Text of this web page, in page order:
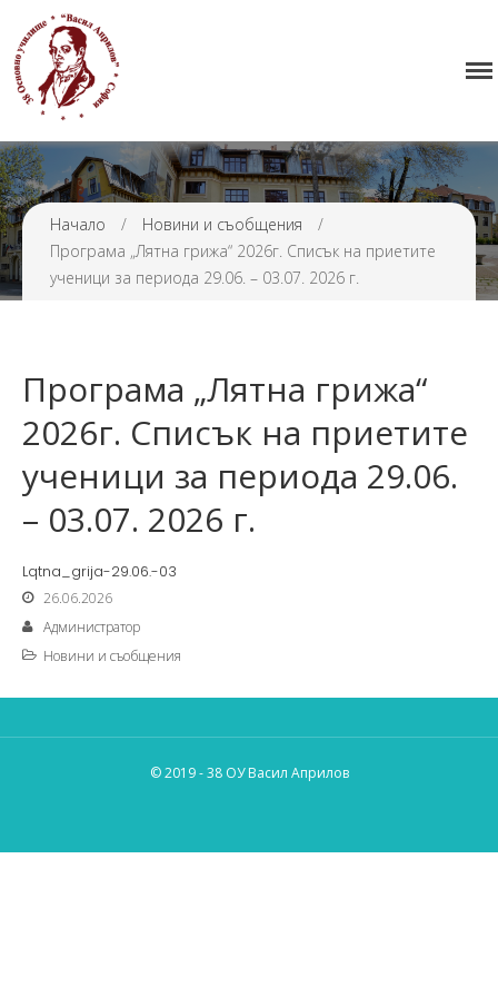
Нормативна уредба
Прием
Проекти и дейности
Седмично разписание
Галерия
Начало / Новини и съобщения
/
Програма „Лятна грижа“ 2026г. Списък на приетите
ученици за периода 29.06. – 03.07. 2026 г.
Програма „Лятна грижа“
2026г. Списък на приетите
ученици за периода 29.06.
– 03.07. 2026 г.
Lqtna_grija-29.06.-03
26.06.2026
Администратор
Новини и съобщения
© 2019 - 38 ОУ Васил Априлов